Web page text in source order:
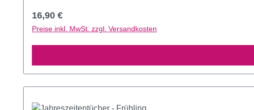
Regulärer Preis:
16,90 €
Preise inkl. MwSt. zzgl. Versandkosten